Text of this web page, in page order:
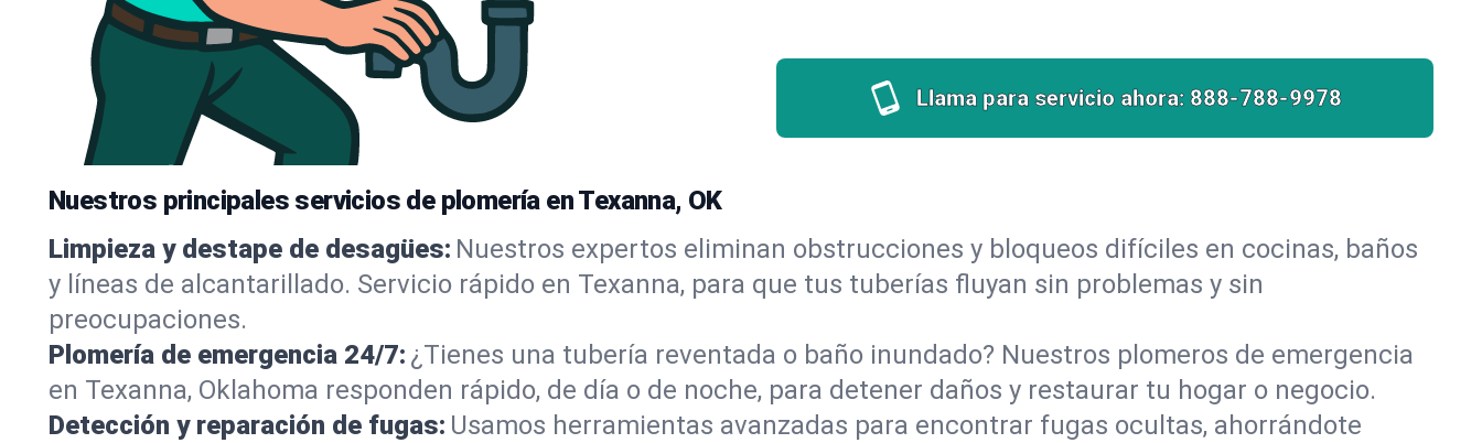
Llama para servicio ahora: 888-788-9978
Nuestros principales servicios de plomería en Texanna, OK
Limpieza y destape de desagües: Nuestros expertos eliminan obstrucciones y bloqueos difíciles en cocinas, baños
y líneas de alcantarillado. Servicio rápido en Texanna, para que tus tuberías fluyan sin problemas y sin
preocupaciones.
Plomería de emergencia 24/7: ¿Tienes una tubería reventada o baño inundado? Nuestros plomeros de emergencia
en Texanna, Oklahoma responden rápido, de día o de noche, para detener daños y restaurar tu hogar o negocio.
Detección y reparación de fugas: Usamos herramientas avanzadas para encontrar fugas ocultas, ahorrándote